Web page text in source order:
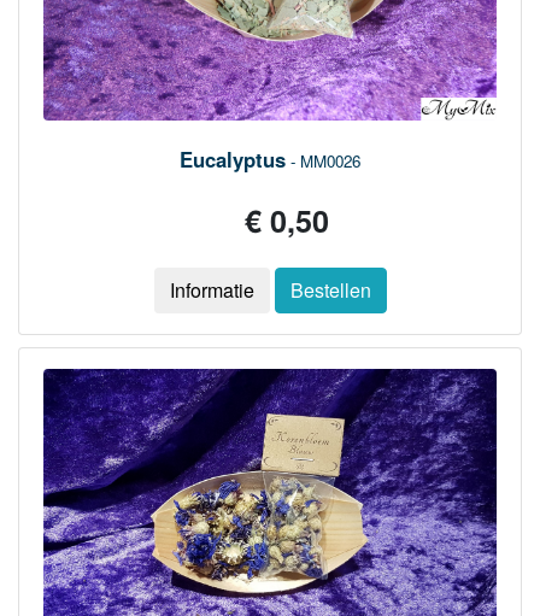
Eucalyptus - MM0026
€ 0,50
Informatie Bestellen